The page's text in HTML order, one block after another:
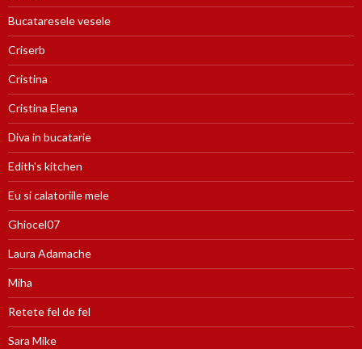
Bucataresele vesele
Criserb
Cristina
Cristina Elena
Diva in bucatarie
Edith's kitchen
Eu si calatoriile mele
Ghiocel07
Laura Adamache
Miha
Retete fel de fel
Sara Mike